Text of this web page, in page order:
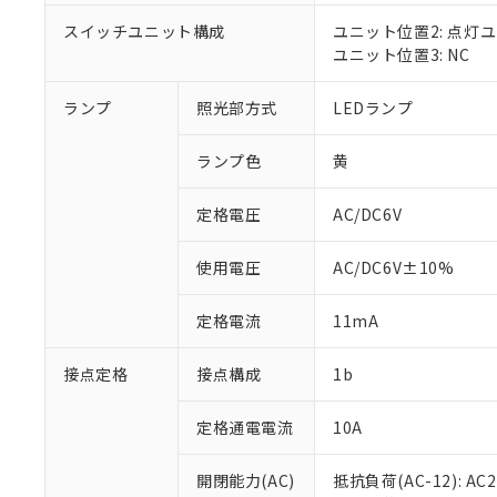
スイッチユニット構成
ユニット位置2: 点灯
ユニット位置3: NC
ランプ 照光部方式 LEDランプ
ランプ色 黄
定格電圧 AC/DC6V
使用電圧 AC/DC6V±10%
定格電流 11mA
接点定格 接点構成 1b
定格通電電流 10A
開閉能力(AC)
抵抗負荷(AC-12):
ご利用条件
本サービス
くものです。
当社制御機
在庫状況お
当社販売員
在庫状況お
ている必要
対応済み：EU
対応予定：EU
対応予定なし：
非該当品：ライセ
仕入先様の事情に
*EU RoHS指令（10物質
鉛(Pb) 1000ppm以下、
六価クロム(Cr(Ⅵ))
フタル酸ビス(2-エチル
ル（DBP） 1000ppm
但し、RoHS指令で産業
フタル酸エステル類の
※2 対応予定月
部品在庫の切り替
※1 中国
「×」：最大均質
「－」：未確認で
Pb(鉛) :1000ppm、 Hg(
DEHP(フタル酸ビス(2-
「ｅ」：有害物質
「10」：通常の使
味します。
当社は、こ
う）を輸出
などの必要
当社は規制
たしません。
記
号
○ 一定数
△ 一定数
－
在庫な
空
受注生